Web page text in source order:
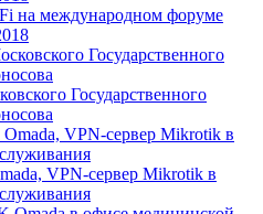
на международном форуме
Государственного
VPN-сервер Mikrotik в